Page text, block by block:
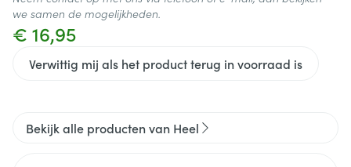
€ 16,95
Verwittig mij als het product terug in voorraad is
we samen de mogelijkheden.
Bekijk alle producten van Heel